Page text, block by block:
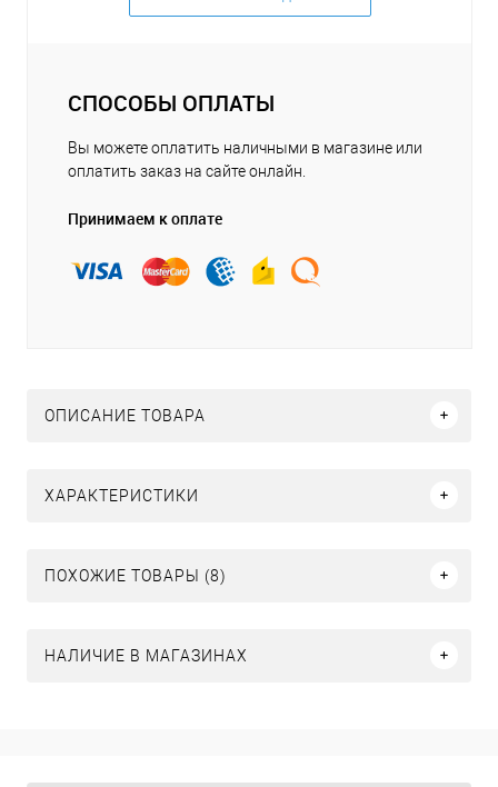
СПОСОБЫ ОПЛАТЫ
Вы можете оплатить наличными в магазине или
оплатить заказ на сайте онлайн.
Принимаем к оплате
ОПИСАНИЕ ТОВАРА
ХАРАКТЕРИСТИКИ
ПОХОЖИЕ ТОВАРЫ (8)
НАЛИЧИЕ В МАГАЗИНАХ